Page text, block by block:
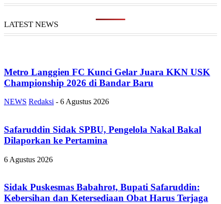
LATEST NEWS
Metro Langgien FC Kunci Gelar Juara KKN USK
Championship 2026 di Bandar Baru
NEWS Redaksi - 6 Agustus 2026
Safaruddin Sidak SPBU, Pengelola Nakal Bakal
Dilaporkan ke Pertamina
6 Agustus 2026
Sidak Puskesmas Babahrot, Bupati Safaruddin:
Kebersihan dan Ketersediaan Obat Harus Terjaga